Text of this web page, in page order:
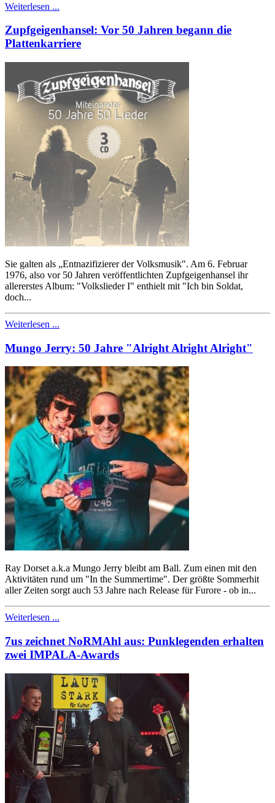
Weiterlesen ...
Zupfgeigenhansel: Vor 50 Jahren begann die
Plattenkarriere
Sie galten als „Entnazifizierer der Volksmusik". Am 6. Februar
1976, also vor 50 Jahren veröffentlichten Zupfgeigenhansel ihr
allererstes Album: "Volkslieder I" enthielt mit "Ich bin Soldat,
doch...
Weiterlesen ...
Mungo Jerry: 50 Jahre "Alright Alright Alright"
Ray Dorset a.k.a Mungo Jerry bleibt am Ball. Zum einen mit den
Aktivitäten rund um "In the Summertime". Der größte Sommerhit
aller Zeiten sorgt auch 53 Jahre nach Release für Furore - ob in...
Weiterlesen ...
7us zeichnet NoRMAhl aus: Punklegenden erhalten
zwei IMPALA-Awards